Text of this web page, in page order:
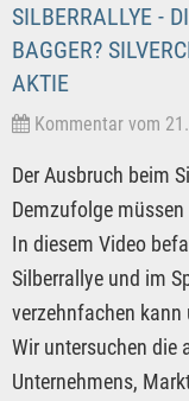
SILBERRALLYE -
BAGGER?
AKTIE
Kommentar vom
Der Ausbruch beim
Demzufolge
In diesem Video
Silberrallye und im
verzehnfachen kann
Wir untersuchen die
Unternehmens,